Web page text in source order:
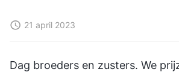
21 april 2023
Dag broeders en zusters. We